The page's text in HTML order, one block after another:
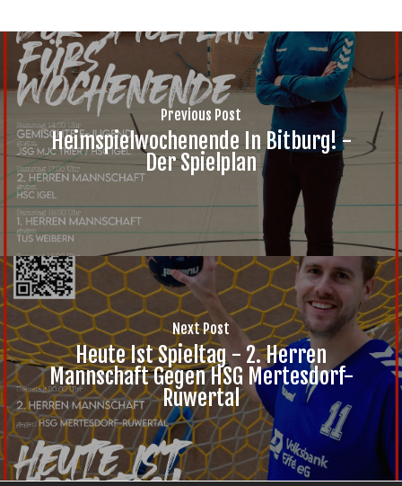
Previous Post
Heimspielwochenende In Bitburg! -
Der Spielplan
Next Post
Heute Ist Spieltag - 2. Herren
Mannschaft Gegen HSG Mertesdorf-
Ruwertal